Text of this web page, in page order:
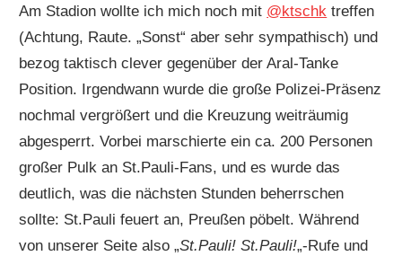
Am Stadion wollte ich mich noch mit @ktschk treffen
(Achtung, Raute. „Sonst“ aber sehr sympathisch) und
bezog taktisch clever gegenüber der Aral-Tanke
Position. Irgendwann wurde die große Polizei-Präsenz
nochmal vergrößert und die Kreuzung weiträumig
abgesperrt. Vorbei marschierte ein ca. 200 Personen
großer Pulk an St.Pauli-Fans, und es wurde das
deutlich, was die nächsten Stunden beherrschen
sollte: St.Pauli feuert an, Preußen pöbelt. Während
von unserer Seite also „St.Pauli! St.Pauli!„-Rufe und